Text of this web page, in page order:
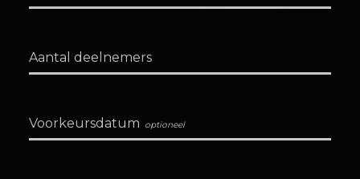
Aantal deelnemers
Voorkeursdatum